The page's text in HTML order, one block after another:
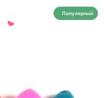
Популярний